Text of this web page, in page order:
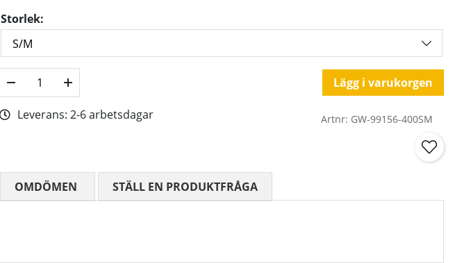
Storlek:
Lägg i varukorgen
Leverans: 2-6 arbetsdagar Artnr: GW-99156-400SM
OMDÖMEN MEDELBETYG 0 AV 5 ANTAL BETYG 0
STÄLL EN PRODUKTFRÅGA